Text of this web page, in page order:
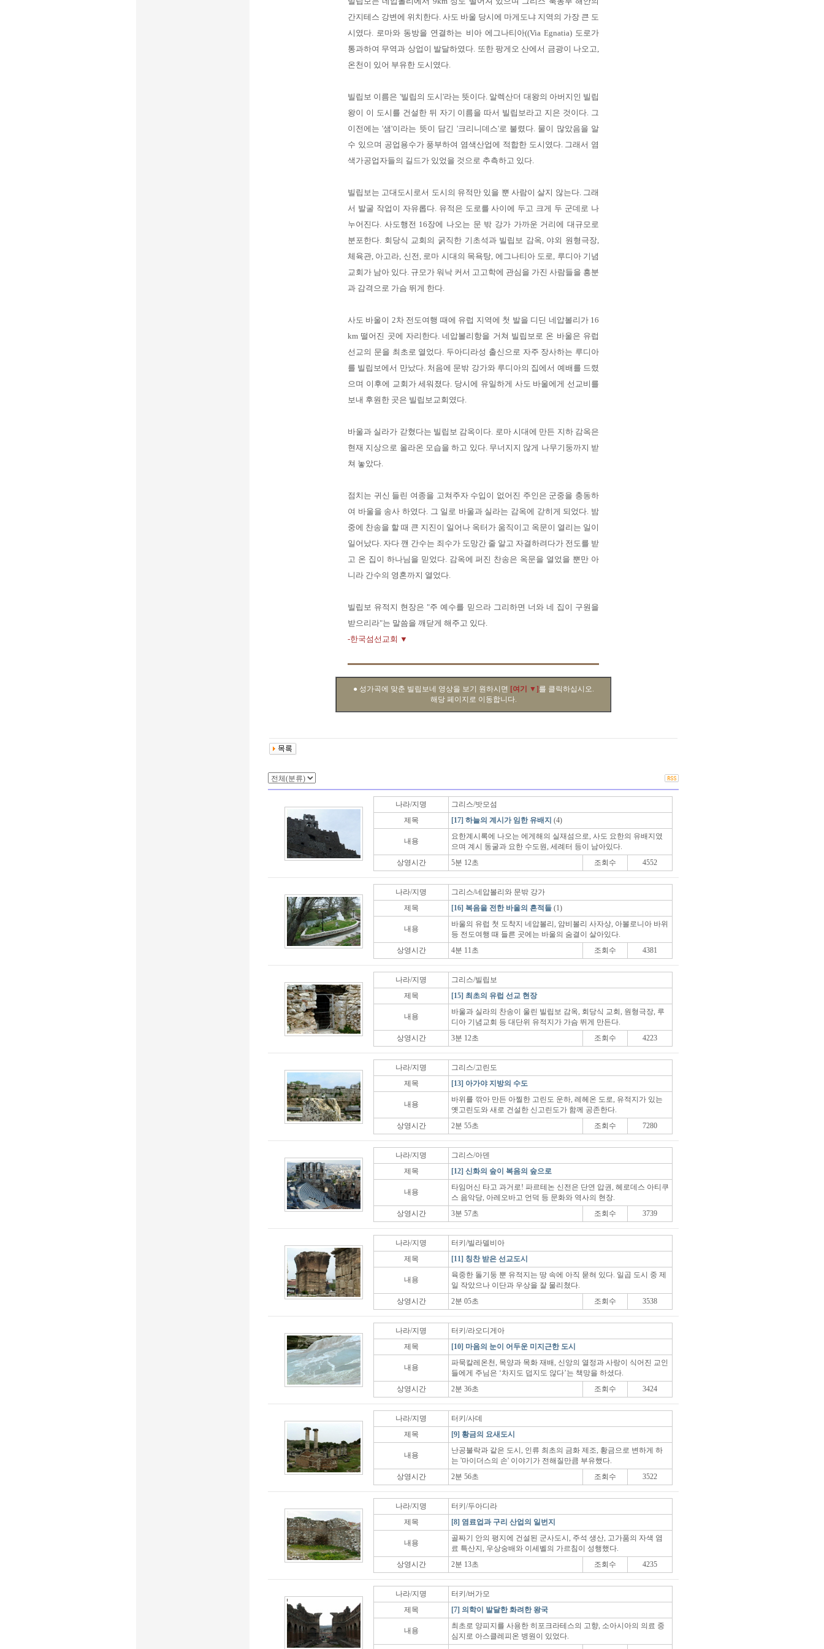
간지테스 강변에 위치한다. 사도 바울 당시에 마게도냐 지역의 가장 큰 도
시였다. 로마와 동방을 연결하는 비아 에그나티아((Via Egnatia) 도로가
통과하여 무역과 상업이 발달하였다. 또한 팡게오 산에서 금광이 나오고,
온천이 있어 부유한 도시였다.
빌립보 이름은 '빌립의 도시'라는 뜻이다. 알렉산더 대왕의 아버지인 빌립
왕이 이 도시를 건설한 뒤 자기 이름을 따서 빌립보라고 지은 것이다. 그
이전에는 '샘'이라는 뜻이 담긴 '크리니데스'로 불렸다. 물이 많았음을 알
수 있으며 공업용수가 풍부하여 염색산업에 적합한 도시였다. 그래서 염
색가공업자들의 길드가 있었을 것으로 추측하고 있다.
빌립보는 고대도시로서 도시의 유적만 있을 뿐 사람이 살지 않는다. 그래
서 발굴 작업이 자유롭다. 유적은 도로를 사이에 두고 크게 두 군데로 나
누어진다. 사도행전 16장에 나오는 문 밖 강가 가까운 거리에 대규모로
분포한다. 회당식 교회의 굵직한 기초석과 빌립보 감옥, 야외 원형극장,
체육관, 아고라, 신전, 로마 시대의 목욕탕, 에그나티아 도로, 루디아 기념
교회가 남아 있다. 규모가 워낙 커서 고고학에 관심을 가진 사람들을 흥분
과 감격으로 가슴 뛰게 한다.
사도 바울이 2차 전도여행 때에 유럽 지역에 첫 발을 디딘 네압볼리가 16
km 떨어진 곳에 자리한다. 네압볼리항을 거쳐 빌립보로 온 바울은 유럽
선교의 문을 최초로 열었다. 두아디라성 출신으로 자주 장사하는 루디아
를 빌립보에서 만났다. 처음에 문밖 강가와 루디아의 집에서 예배를 드렸
으며 이후에 교회가 세워졌다. 당시에 유일하게 사도 바울에게 선교비를
보내 후원한 곳은 빌립보교회였다.
바울과 실라가 갇혔다는 빌립보 감옥이다. 로마 시대에 만든 지하 감옥은
현재 지상으로 올라온 모습을 하고 있다. 무너지지 않게 나무기둥까지 받
쳐 놓았다.
점치는 귀신 들린 여종을 고쳐주자 수입이 없어진 주인은 군중을 충동하
여 바울을 송사 하였다. 그 일로 바울과 실라는 감옥에 갇히게 되었다. 밤
중에 찬송을 할 때 큰 지진이 일어나 옥터가 움직이고 옥문이 열리는 일이
일어났다. 자다 깬 간수는 죄수가 도망간 줄 알고 자결하려다가 전도를 받
고 온 집이 하나님을 믿었다. 감옥에 퍼진 찬송은 옥문을 열었을 뿐만 아
니라 간수의 영혼까지 열었다.
빌립보 유적지 현장은 "주 예수를 믿으라 그리하면 너와 네 집이 구원을
받으리라"는 말씀을 깨닫게 해주고 있다.
-한국섬선교회 ▼
● 성가곡에 맞춘 빌립보네 영상을 보기 원하시면 [여기 ▼] 를 클릭하십시오.
해당 페이지로 이동합니다.
나라/지명
그리스/밧모섬
제목
[17] 하늘의 계시가 임한 유배지 (4)
내용
요한계시록에 나오는 에게해의 실재섬으로, 사도 요한의 유배지였
으며 계시 동굴과 요한 수도원, 세례터 등이 남아있다.
상영시간
5분 12초 조회수 4552
나라/지명
그리스/네압볼리와 문밖 강가
제목
[16] 복음을 전한 바울의 흔적들 (1)
내용
바울의 유럽 첫 도착지 네압볼리, 암비볼리 사자상, 아볼로니아 바위
등 전도여행 때 들른 곳에는 바울의 숨결이 살아있다.
상영시간
4분 11초 조회수 4381
나라/지명
그리스/빌립보
제목
[15] 최초의 유럽 선교 현장
내용
바울과 실라의 찬송이 울린 빌립보 감옥, 회당식 교회, 원형극장, 루
디아 기념교회 등 대단위 유적지가 가슴 뛰게 만든다.
상영시간
3분 12초 조회수 4223
나라/지명
그리스/고린도
제목
[13] 아가야 지방의 수도
내용
바위를 깎아 만든 아찔한 고린도 운하, 레헤온 도로, 유적지가 있는
옛고린도와 새로 건설한 신고린도가 함께 공존한다.
상영시간
2분 55초 조회수 7280
나라/지명
그리스/아덴
제목
[12] 신화의 숲이 복음의 숲으로
내용
타임머신 타고 과거로! 파르테논 신전은 단연 압권, 헤로데스 아티쿠
스 음악당, 아레오바고 언덕 등 문화와 역사의 현장.
상영시간
3분 57초 조회수 3739
나라/지명
터키/빌라델비아
제목
[11] 칭찬 받은 선교도시
내용
육중한 돌기둥 뿐 유적지는 땅 속에 아직 묻혀 있다. 일곱 도시 중 제
일 작았으나 이단과 우상을 잘 물리쳤다.
상영시간
2분 05초 조회수 3538
나라/지명
터키/라오디게아
제목
[10] 마음의 눈이 어두운 미지근한 도시
내용
파묵칼레온천, 목양과 목화 재배, 신앙의 열정과 사랑이 식어진 교인
들에게 주님은 ‘차지도 덥지도 않다’는 책망을 하셨다.
상영시간
2분 36초 조회수 3424
나라/지명
터키/사데
제목
[9] 황금의 요새도시
내용
난공불락과 같은 도시, 인류 최초의 금화 제조, 황금으로 변하게 하
는 '마이더스의 손' 이야기가 전해질만큼 부유했다.
상영시간
2분 56초 조회수 3522
나라/지명
터키/두아디라
제목
[8] 염료업과 구리 산업의 일번지
내용
골짜기 안의 평지에 건설된 군사도시, 주석 생산, 고가품의 자색 염
료 특산지, 우상숭배와 이세벨의 가르침이 성행했다.
상영시간
2분 13초 조회수 4235
나라/지명
터키/버가모
제목
[7] 의학이 발달한 화려한 왕국
내용
최초로 양피지를 사용한 히포크라테스의 고향, 소아시아의 의료 중
심지로 아스클레피온 병원이 있었다.